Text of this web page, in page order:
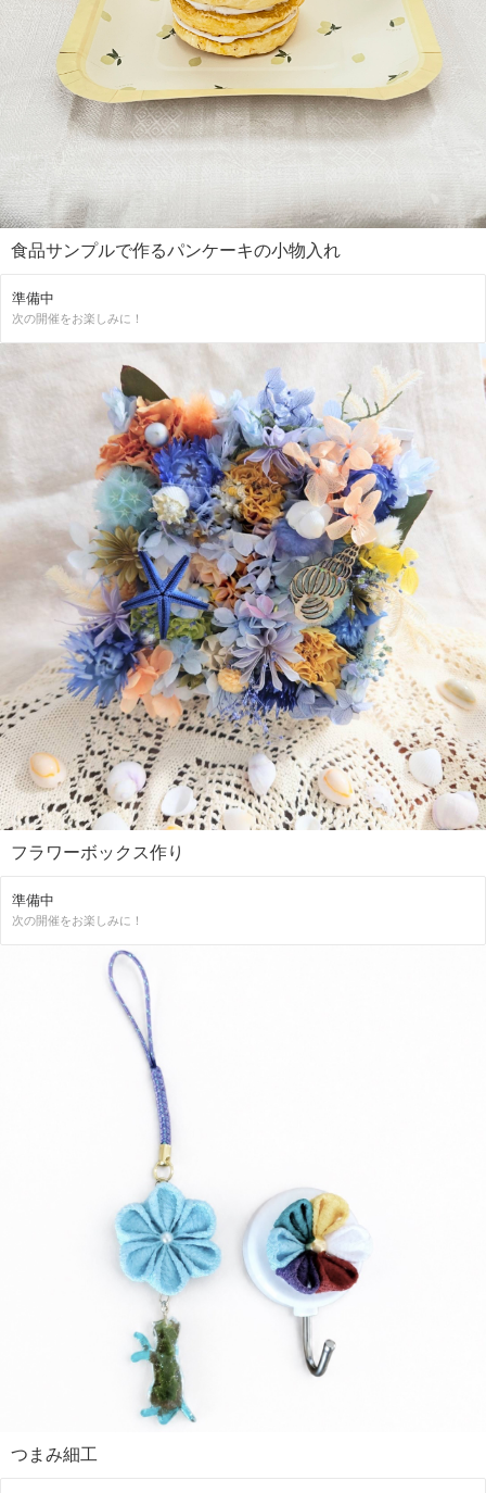
食品サンプルで作るパンケーキの小物入れ
準備中
次の開催をお楽しみに！
フラワーボックス作り
準備中
次の開催をお楽しみに！
つまみ細工